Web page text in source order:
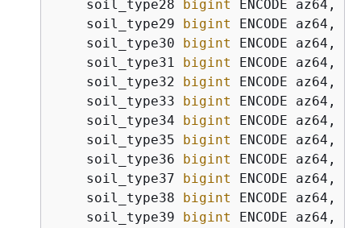
    soil_type28
bigint
ENCODE az64,
    soil_type29
bigint
ENCODE az64,
    soil_type30
bigint
ENCODE az64,
    soil_type31
bigint
ENCODE az64,
    soil_type32
bigint
ENCODE az64,
    soil_type33
bigint
ENCODE az64,
    soil_type34
bigint
ENCODE az64,
    soil_type35
bigint
ENCODE az64,
    soil_type36
bigint
ENCODE az64,
    soil_type37
bigint
ENCODE az64,
    soil_type38
bigint
ENCODE az64,
    soil_type39
bigint
ENCODE az64,